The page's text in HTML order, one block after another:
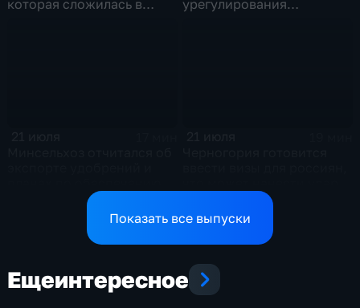
которая сложилась в
урегулирования
аграриев топливом
по экономике страны
Показать все выпуски
Ещеинтересное